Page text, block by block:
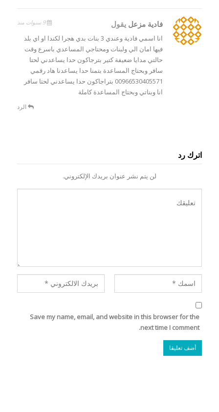
فادية مزعل يقول 9 سنوات منذ
انا اسمي فادية وعندي 3 بنات بدي هجرا لكندا او اي بلد
فيها امان الي ولبنات ومحتاجي المساعدي باسرع وقت
حالتي مدايا ضعيفة كتير بترجاكون حدا يساعدني لحتا
سافر وبحتاج المساعدة بتمنا حدا يساعدنا هاد رقمي
00966530405571 بتراجاكون حدا يساعدني لحتا سافر
انا وبناتي وبحتاج المساعدة كاملة
الرد
اترك رد
لن يتم نشر عنوان بريدك الإلكتروني.
Save my name, email, and website in this browser for the
next time I comment.